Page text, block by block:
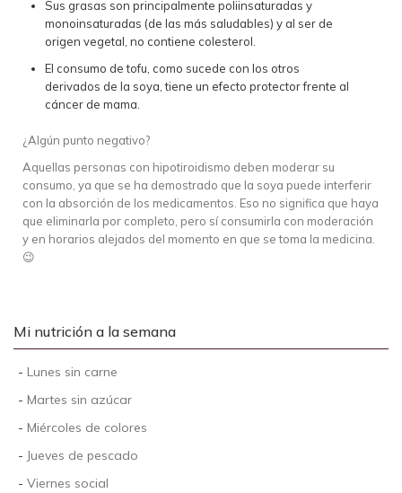
Sus grasas son principalmente poliinsaturadas y
monoinsaturadas (de las más saludables) y al ser de
origen vegetal, no contiene colesterol.
El consumo de tofu, como sucede con los otros
derivados de la soya, tiene un efecto protector frente al
cáncer de mama.
¿Algún punto negativo?
Aquellas personas con hipotiroidismo deben moderar su
consumo, ya que se ha demostrado que la soya puede interferir
con la absorción de los medicamentos. Eso no significa que haya
que eliminarla por completo, pero sí consumirla con moderación
y en horarios alejados del momento en que se toma la medicina.
😉
Mi nutrición a la semana
- Lunes sin carne
- Martes sin azúcar
- Miércoles de colores
- Jueves de pescado
- Viernes social